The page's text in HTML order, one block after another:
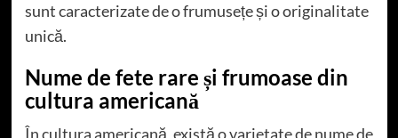
sunt caracterizate de o frumusețe și o originalitate
unică.
Nume de fete rare și frumoase din
cultura americană
În cultura americană, există o varietate de nume de